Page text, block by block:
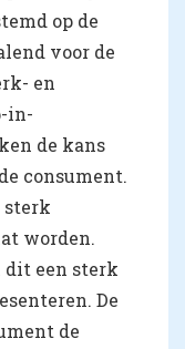
op de
voor de
en
in-
de kans
consument.
sterk
worden.
dit een sterk
De
de